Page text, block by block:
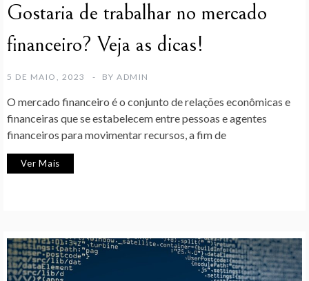
Gostaria de trabalhar no mercado
financeiro? Veja as dicas!
5 DE MAIO, 2023 BY ADMIN
O mercado financeiro é o conjunto de relações econômicas e
financeiras que se estabelecem entre pessoas e agentes
financeiros para movimentar recursos, a fim de
Ver Mais